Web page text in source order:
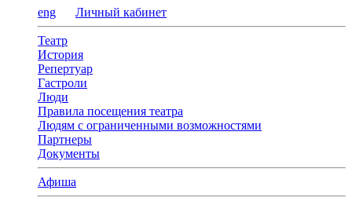
eng Личный кабинет
Театр
История
Репертуар
Гастроли
Люди
Правила посещения театра
Людям с ограниченными возможностями
Партнеры
Документы
Афиша